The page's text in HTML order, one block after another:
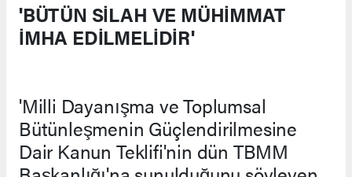
'BÜTÜN SİLAH VE MÜHİMMAT
İMHA EDİLMELİDİR'
'Milli Dayanışma ve Toplumsal
Bütünleşmenin Güçlendirilmesine
Dair Kanun Teklifi'nin dün TBMM